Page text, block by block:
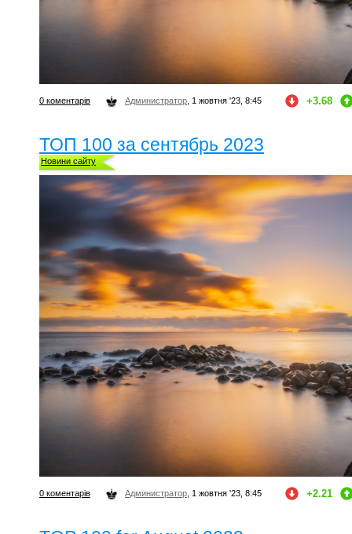
0 коментарів Администратор , 1 жовтня '23, 8:45 +3.68
ТОП 100 за сентябрь 2023
Новини сайту
0 коментарів Администратор , 1 жовтня '23, 8:45 +2.21